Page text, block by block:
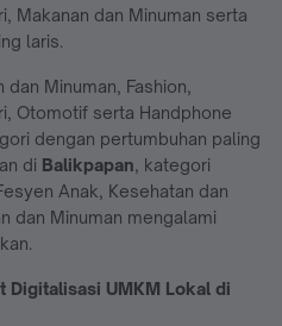
Makanan dan Minuman serta
laris.
Minuman, Fashion,
Otomotif serta Handphone
dengan pertumbuhan paling
di Balikpapan, kategori
Anak, Kesehatan dan
dan Minuman mengalami
Digitalisasi UMKM Lokal di